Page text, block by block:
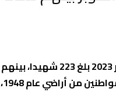
كشف محافظ طولكرم عبد الله كميل، اليوم الإثنين أن عدد الشهداء منذ السابع من تشرين الأول/ أكتوبر 2023 بلغ 223 شهيدا، بينهم
نساء وأطفال، فيما يعيش التجار ظروفا اقتصادية صعبة نتيجة الإغلاق الكامل للمحافظة ومنع دخول المواطنين من أراضي عام 1948،